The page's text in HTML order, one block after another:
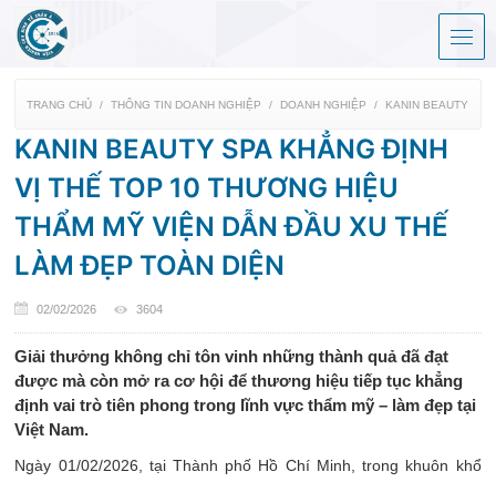
TRANG CHỦ THÔNG TIN DOANH NGHIỆP DOANH NGHIỆP KANIN BEAUTY
KANIN BEAUTY SPA KHẲNG ĐỊNH
VỊ THẾ TOP 10 THƯƠNG HIỆU
THẨM MỸ VIỆN DẪN ĐẦU XU THẾ
LÀM ĐẸP TOÀN DIỆN
02/02/2026 3604
Giải thưởng không chỉ tôn vinh những thành quả đã đạt
được mà còn mở ra cơ hội để thương hiệu tiếp tục khẳng
định vai trò tiên phong trong lĩnh vực thẩm mỹ – làm đẹp tại
Việt Nam.
Ngày 01/02/2026, tại Thành phố Hồ Chí Minh, trong khuôn khổ